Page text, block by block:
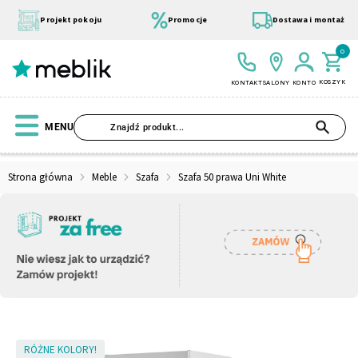
treści
Projekt pokoju Promocje Dostawa i montaż
KONTAKTSALONY KONTO KOSZYK
0
MENU
Strona główna Meble Szafa Szafa 50 prawa Uni White
SkipRÓŻNE KOLORY!
Wszystkie Kolekcje Modułowe
Szafa Łóżko
Materace Pufy